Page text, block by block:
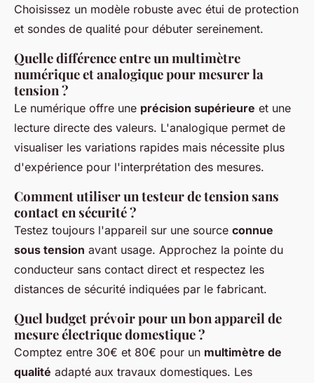
Choisissez un modèle robuste avec étui de protection
et sondes de qualité pour débuter sereinement.
Quelle différence entre un multimètre
numérique et analogique pour mesurer la
tension ?
Le numérique offre une précision supérieure et une
lecture directe des valeurs. L'analogique permet de
visualiser les variations rapides mais nécessite plus
d'expérience pour l'interprétation des mesures.
Comment utiliser un testeur de tension sans
contact en sécurité ?
Testez toujours l'appareil sur une source connue
sous tension avant usage. Approchez la pointe du
conducteur sans contact direct et respectez les
distances de sécurité indiquées par le fabricant.
Quel budget prévoir pour un bon appareil de
mesure électrique domestique ?
Comptez entre 30€ et 80€ pour un multimètre de
qualité adapté aux travaux domestiques. Les